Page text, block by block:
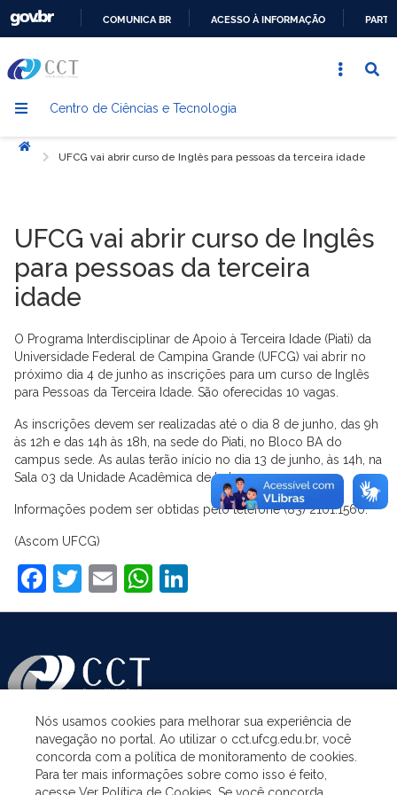
CONTEÚDO
COMUNICA BR ACESSO À INFORMAÇÃO
Centro de Ciências e Tecnologia
Início
UFCG vai abrir curso de Inglês para pessoas da terceira idade
UFCG vai abrir curso de Inglês
para pessoas da terceira
idade
O Programa Interdisciplinar de Apoio à Terceira Idade (Piati) da
Universidade Federal de Campina Grande (UFCG) vai abrir no
próximo dia 4 de junho as inscrições para um curso de Inglês
para Pessoas da Terceira Idade. São oferecidas 10 vagas.
As inscrições devem ser realizadas até o dia 8 de junho, das 9h
às 12h e das 14h às 18h, na sede do Piati, no Bloco BA do
campus sede. As aulas terão início no dia 13 de junho, às 14h, na
Sala 03 da Unidade Acadêmica de Letras.
Informações podem ser obtidas pelo telefone (83) 2101.1560.
(Ascom UFCG)
Facebook
Twitter
EmailWhatsApp
ASSUNTOS
Nós usamos cookies para melhorar sua experiência de
navegação no portal. Ao utilizar o cct.ufcg.edu.br, você
concorda com a política de monitoramento de cookies.
Para ter mais informações sobre como isso é feito,